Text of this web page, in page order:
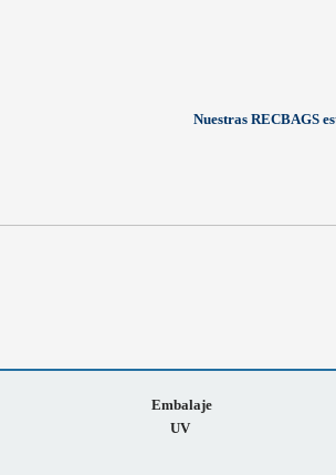
Nuestras RECBAGS
Embalaje
UV